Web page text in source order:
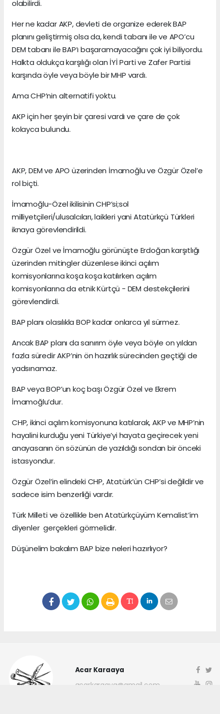
olabilirdi.
Her ne kadar AKP, devleti de organize ederek BAP
planını geliştirmiş olsa da, kendi tabanı ile ve APO’cu
DEM tabanı ile BAP’ı başaramayacağını çok iyi biliyordu.
Halkta oldukça karşılığı olan İYİ Parti ve Zafer Partisi
karşında öyle veya böyle bir MHP vardı.
Ama CHP’nin alternatifi yoktu.
AKP için her şeyin bir çaresi vardı ve çare de çok
kolayca bulundu.
AKP, DEM ve APO üzerinden İmamoğlu ve Özgür Özel’e
rol biçti.
İmamoğlu-Özel ikilisinin CHP’si;sol
milliyetçileri/ulusalcıları, laikleri yani Atatürkçü Türkleri
iknaya görevlendirildi.
Özgür Özel ve İmamoğlu görünüşte Erdoğan karşıtlığı
üzerinden mitingler düzenlese ikinci açılım
komisyonlarına koşa koşa katılırken açılım
komisyonlarına da etnik Kürtçü - DEM destekçilerini
görevlendirdi.
BAP planı olasılıkla BOP kadar onlarca yıl sürmez.
Ancak BAP planı da sanırım öyle veya böyle on yıldan
fazla süredir AKP’nin ön hazırlık sürecinden geçtiği de
yadsınamaz.
BAP veya BOP’un koç başı Özgür Özel ve Ekrem
İmamoğlu’dur.
CHP, ikinci açılım komisyonuna katılarak, AKP ve MHP’nin
hayalini kurduğu yeni Türkiye’yi hayata geçirecek yeni
anayasanın ön sözünün de yazıldığı sondan bir önceki
istasyondur.
Özgür Özel’in elindeki CHP, Atatürk’ün CHP’si değildir ve
sadece isim benzerliği vardır.
Türk Milleti ve özellikle ben Atatürkçüyüm Kemalist’im
diyenler gerçekleri görmelidir.
Düşünelim bakalım BAP bize neleri hazırlıyor?
Acar Karaaya
acarkaraaya@gmail.com